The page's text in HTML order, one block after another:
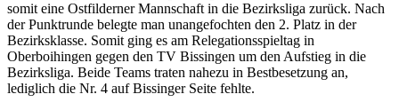
somit eine Ostfilderner Mannschaft in die Bezirksliga zurück. Nach
der Punktrunde belegte man unangefochten den 2. Platz in der
Bezirksklasse. Somit ging es am Relegationsspieltag in
Oberboihingen gegen den TV Bissingen um den Aufstieg in die
Bezirksliga. Beide Teams traten nahezu in Bestbesetzung an,
lediglich die Nr. 4 auf Bissinger Seite fehlte.